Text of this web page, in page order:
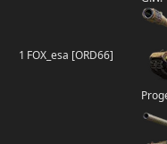
1 FOX_esa [ORD66]